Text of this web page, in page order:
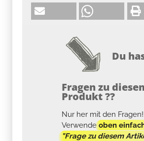
Du
Fragen zu
Produkt ??
Nur her mit den
Verwendeoben
"Frage zu diesem